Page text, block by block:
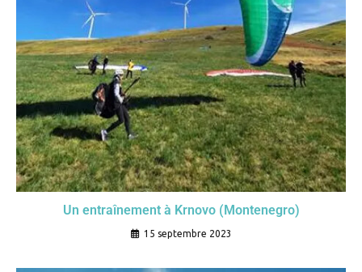
Un entraînement à Krnovo (Montenegro)
15 septembre 2023